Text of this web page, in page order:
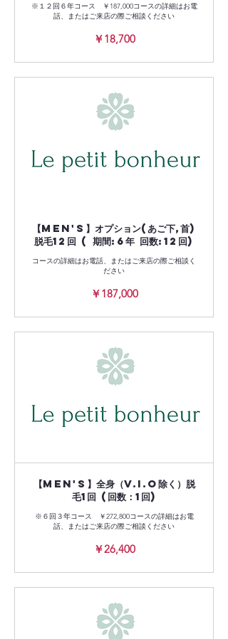
※１２回６年コース ￥187,000コースの詳細はお電
話、またはご来店の際ご相談ください
￥18,700
【Men's】オプション(あご下,首)
脱毛12回 ( 期間:6年 回数:12回)
コースの詳細はお電話、またはご来店の際ご相談く
ださい
￥187,000
【Men's】全身（V.I.O除く）脱
毛1回 (回数：1回)
※６回３年コース ￥272,800コースの詳細はお電
話、またはご来店の際ご相談ください
￥26,400